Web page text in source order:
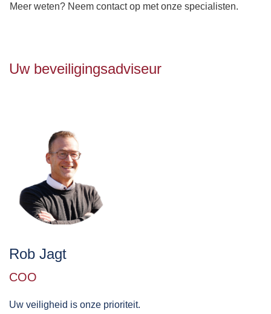
Meer weten? Neem contact op met onze specialisten.
Uw beveiligingsadviseur
Rob Jagt
COO
Uw veiligheid is onze prioriteit.